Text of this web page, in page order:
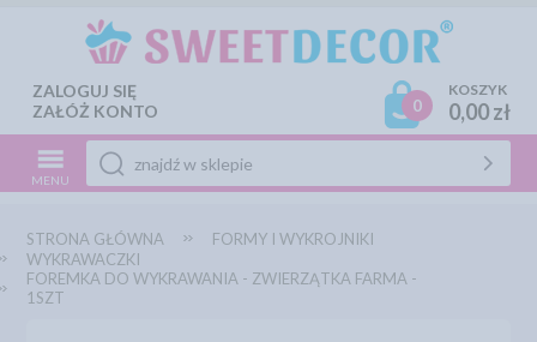
ZALOGUJ SIĘ
ZAŁÓŻ KONTO
0
KOSZYK
0,00 zł
MENU
STRONA GŁÓWNA
FORMY I WYKROJNIKI
WYKRAWACZKI
FOREMKA DO WYKRAWANIA - ZWIERZĄTKA FARMA -
1SZT